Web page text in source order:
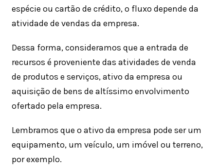
espécie ou cartão de crédito, o fluxo depende da
atividade de vendas da empresa.
Dessa forma, consideramos que a entrada de
recursos é proveniente das atividades de venda
de produtos e serviços, ativo da empresa ou
aquisição de bens de altíssimo envolvimento
ofertado pela empresa.
Lembramos que o ativo da empresa pode ser um
equipamento, um veículo, um imóvel ou terreno,
por exemplo.